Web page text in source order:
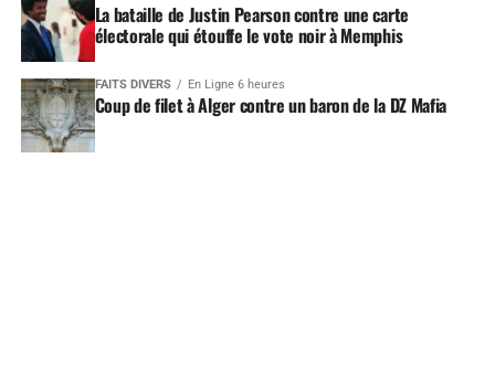
La bataille de Justin Pearson contre une carte
électorale qui étouffe le vote noir à Memphis
FAITS DIVERS En Ligne 6 heures
Coup de filet à Alger contre un baron de la DZ Mafia